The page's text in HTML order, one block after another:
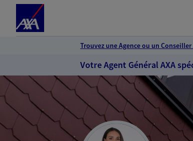
Trouvez une Agence ou un Conseiller
Votre Agent Général AXA